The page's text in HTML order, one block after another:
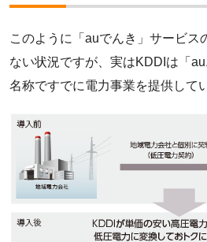
このように「auでんき」サービス
ない状況ですが、実はKDDIは「
名称ですでに電力事業を提供して